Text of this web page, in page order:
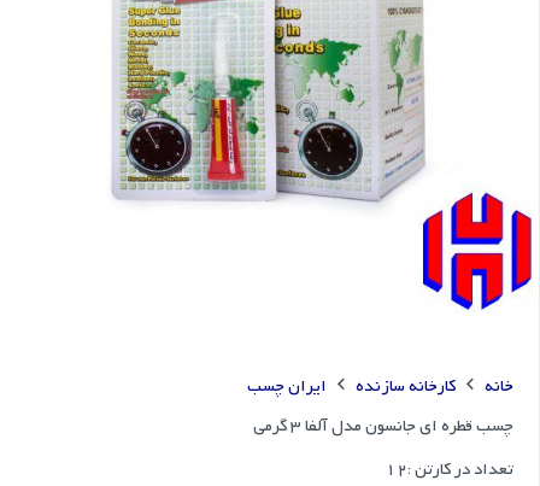
خانه کارخانه سازنده
ایران چسب
چسب قطره ای جانسون مدل آلفا 3 گرمی
تعداد در کارتن :12